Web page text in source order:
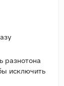
разнотона
исключить